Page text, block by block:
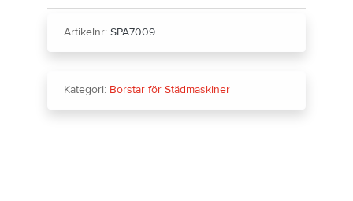
Artikelnr: SPA7009
Kategori: Borstar för Städmaskiner